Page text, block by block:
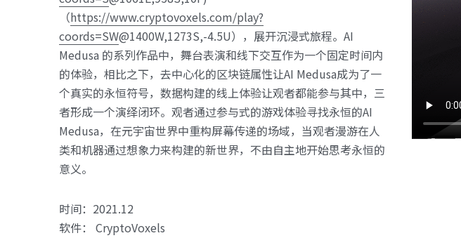
（https://www.cryptovoxels.com/play?
coords=SW@1400W,1273S,-4.5U），展开沉浸式旅程。AI
Medusa 的系列作品中，舞台表演和线下交互作为一个固定时间内
的体验，相比之下，去中心化的区块链属性让AI Medusa成为了一
个真实的永恒符号，数据构建的线上体验让观者都能参与其中，三
者形成一个演绎闭环。观者通过参与式的游戏体验寻找永恒的AI
Medusa，在元宇宙世界中重构屏幕传递的场域，当观者漫游在人
类和机器通过想象力来构建的新世界，不由自主地开始思考永恒的
意义。
时间：2021.12
软件： CryptoVoxels